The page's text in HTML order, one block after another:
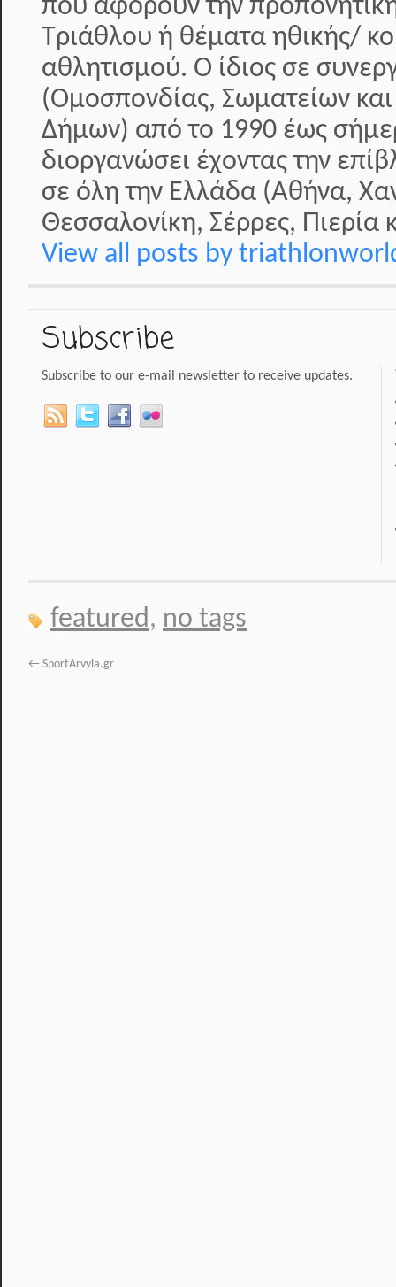
που αφορούν την
Τριάθλου ή θέματα ηθικής/
αθλητισμού. Ο ίδιος σε
(Ομοσπονδίας, Σωματείων
Δήμων) από το 1990 έως
διοργανώσει έχοντας την
σε όλη την Ελλάδα (Αθήνα,
Θεσσαλονίκη, Σέρρες, Πιερία
View all posts by
Subscribe
Subscribe to our e-mail newsletter to receive updates.
featured, no tags
← SportArvyla.gr